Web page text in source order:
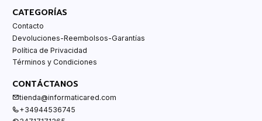
CATEGORÍAS
Contacto
Devoluciones-Reembolsos-Garantías
Política de Privacidad
Términos y Condiciones
CONTÁCTANOS
tienda@informaticared.com
+34944536745